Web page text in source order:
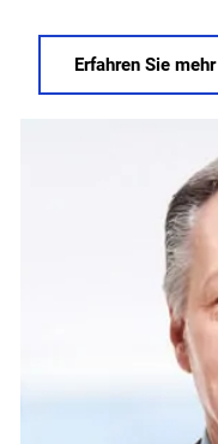
Erfahren Sie mehr